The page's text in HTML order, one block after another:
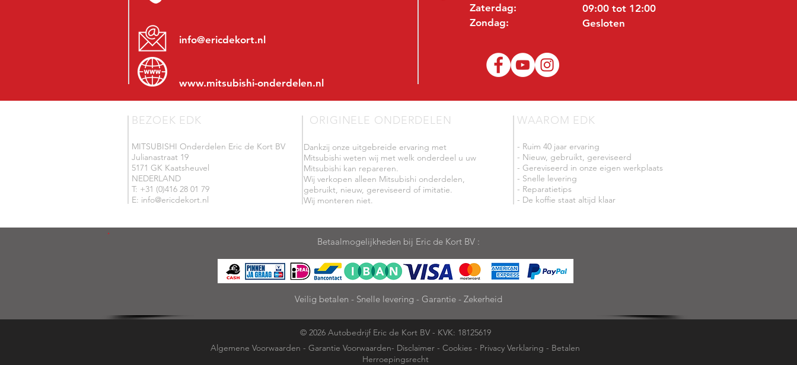
info@ericdekort.nl
www.mitsubishi-onderdelen.nl
Zaterdag:
Zondag:
09:00 tot 12:00
Gesloten
BEZOEK EDK
MITSUBISHI Onderdelen Eric de Kort BV
Julianastraat 19
5171 GK Kaatsheuvel
NEDERLAND
T: +31 (0)416 28 01 79
E: info@ericdekort.nl
ORIGINELE ONDERDELEN
Dankzij onze uitgebreide ervaring met
Mitsubishi weten wij met welk onderdeel u uw
Mitsubishi kan repareren.
Wij verkopen alleen Mitsubishi onderdelen,
gebruikt, nieuw, gereviseerd of imitatie.
Wij monteren niet.
WAAROM EDK
- Ruim 40 jaar ervaring
- Nieuw, gebruikt, gereviseerd
- Gereviseerd in onze eigen werkplaats
- Snelle levering
- Reparatietips
- De koffie staat altijd klaar
Betaalmogelijkheden bij Eric de Kort BV :
Veilig betalen - Snelle levering - Garantie - Zekerheid
© 2026 Autobedrijf Eric de Kort BV - KVK: 18125619
Algemene Voorwaarden - Garantie Voorwaarden- Disclaimer - Cookies - Privacy Verklaring - Betalen
Herroepingsrecht